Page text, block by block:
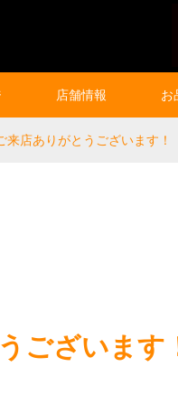
店舗情報 お
来店ありがとうございます！
ございます